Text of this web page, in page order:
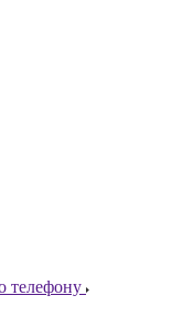
телефону